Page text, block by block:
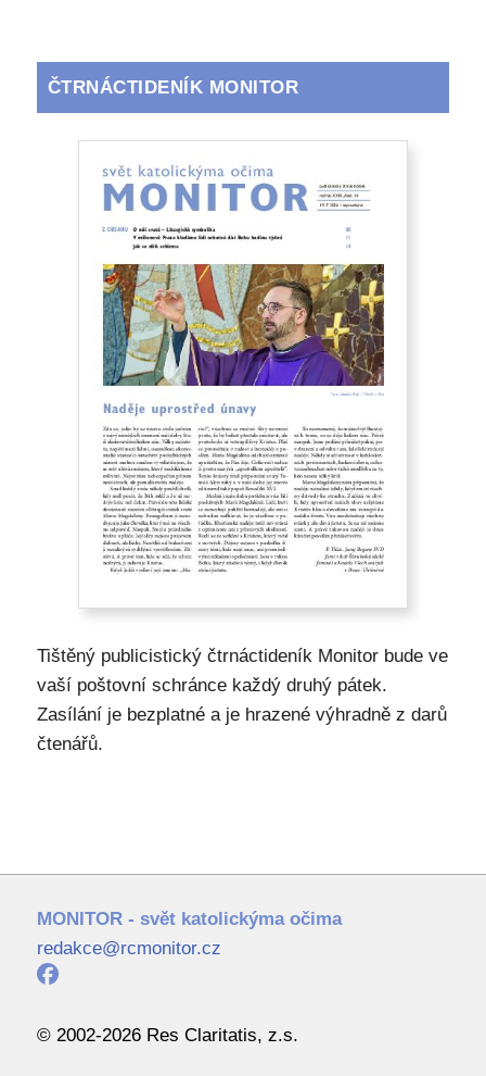
ČTRNÁCTIDENÍK MONITOR
Tištěný publicistický čtrnáctideník Monitor bude ve
vaší poštovní schránce každý druhý pátek.
Zasílání je bezplatné a je hrazené výhradně z darů
čtenářů.
MONITOR - svět katolickýma očima
redakce@rcmonitor.cz
© 2002-2026 Res Claritatis, z.s.